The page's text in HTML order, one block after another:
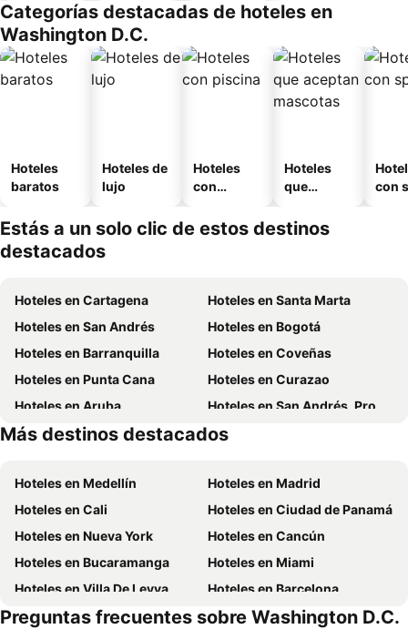
o
Categorías destacadas de hoteles en
Washington D.C.
Hoteles
baratos
Hoteles de
lujo
Hoteles
con
Hoteles
que
mascotas
con
Estás a un solo clic de estos destinos
destacados
Hoteles en Cartagena
Hoteles en Santa Marta
Hoteles en San Andrés
Hoteles en Bogotá
Hoteles en Barranquilla
Hoteles en Coveñas
Hoteles en Punta Cana
Hoteles en Curazao
Hoteles en Aruba
Hoteles en San Andrés, Providencia and Santa Catalina
Hoteles en Cundinamarca
Hoteles en República Dominicana
Más destinos destacados
Hoteles en Medellín
Hoteles en Madrid
Hoteles en Cali
Hoteles en Ciudad de Panamá
Hoteles en Nueva York
Hoteles en Cancún
Hoteles en Bucaramanga
Hoteles en Miami
Hoteles en Villa De Leyva
Hoteles en Barcelona
Hoteles en Melgar
Hoteles en París
Preguntas frecuentes sobre Washington D.C.